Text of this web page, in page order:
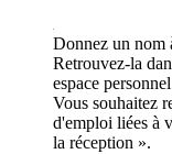
Donnez un nom
Retrouvez-la
espace
Vous souhaitez
d'emploi liées à
la réception ».